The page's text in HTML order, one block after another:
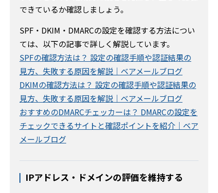
できているか確認しましょう。
SPF・DKIM・DMARCの設定を確認する方法につい
ては、以下の記事で詳しく解説しています。
SPFの確認方法は？ 設定の確認手順や認証結果の
見方、失敗する原因を解説｜ベアメールブログ
DKIMの確認方法は？ 設定の確認手順や認証結果の
見方、失敗する原因を解説｜ベアメールブログ
おすすめのDMARCチェッカーは？ DMARCの設定を
チェックできるサイトと確認ポイントを紹介｜ベア
メールブログ
IPアドレス・ドメインの評価を維持する